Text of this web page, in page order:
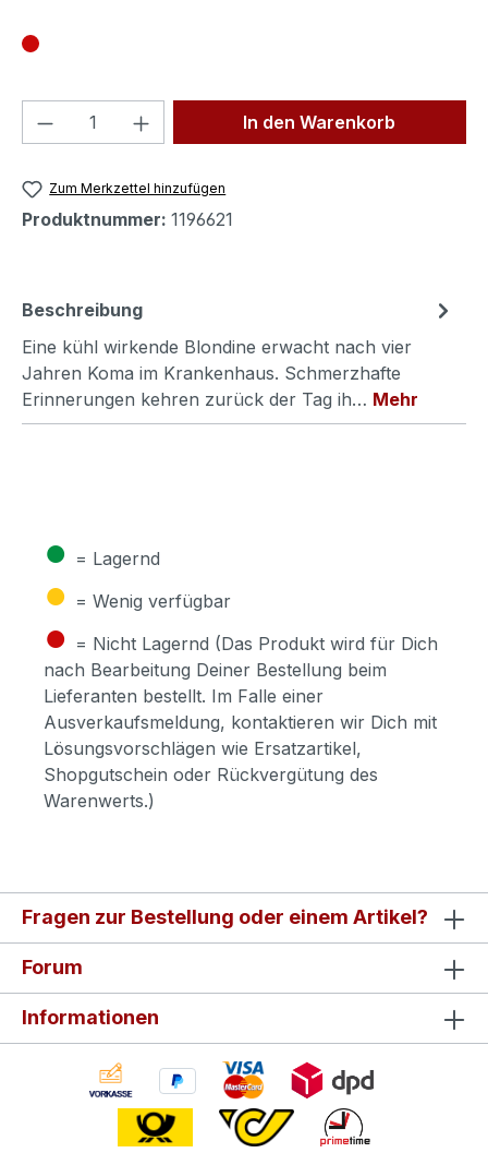
Produkt Anzahl: Gib denIn den Warenkorb
Zum Merkzettel hinzufügen
Produktnummer: 1196621
Beschreibung
Eine kühl wirkende Blondine erwacht nach vier
Jahren Koma im Krankenhaus. Schmerzhafte
Erinnerungen kehren zurück der Tag ih… Mehr
● = Lagernd
● = Wenig verfügbar
● = Nicht Lagernd (Das Produkt wird für Dich
nach Bearbeitung Deiner Bestellung beim
Lieferanten bestellt. Im Falle einer
Ausverkaufsmeldung, kontaktieren wir Dich mit
Lösungsvorschlägen wie Ersatzartikel,
Shopgutschein oder Rückvergütung des
Warenwerts.)
Fragen zur Bestellung oder einem Artikel?
Forum
Informationen